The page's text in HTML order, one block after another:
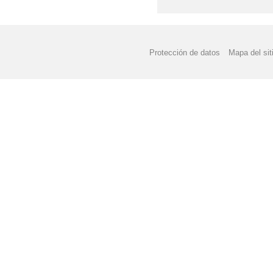
Protección de datos Mapa del